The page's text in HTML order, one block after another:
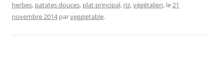
herbes, patates douces, plat principal, riz,végétalien, le21
novembre 2014 parveggietable.